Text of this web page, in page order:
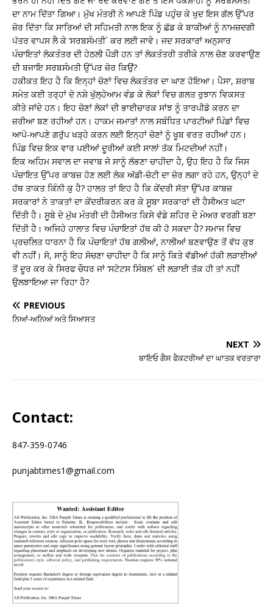
ਦਾ ਨਾਮ ਦਿੱਤਾ ਗਿਆ। ਮੁੱਖ ਮੰਤਰੀ ਨੇ ਆਪਣੇ ਪਿੰਡ ਪਹੁੰਚ ਕੇ ਖੁਦ ਇਸ ਗੱਲ ਉੱਪਰ
ਜ਼ੋਰ ਦਿੱਤਾ ਕਿ ਸਾਰਿਆਂ ਦੀ ਸਹਿਮਤੀ ਨਾਲ ਇਕ ਨੂੰ ਛੱਡ ਕੇ ਬਾਕੀਆਂ ਨੂੰ ਨਾਮਜ਼ਦਗੀ
ਪੱਤਰ ਵਾਪਸ ਲੈ ਕੇ ‘ਸਰਬਸੰਮਤੀ` ਕਰ ਲਈ ਜਾਵੇ। ਜਦ ਸਰਕਾਰਾਂ ਅਨੁਸਾਰ
ਪੰਚਾਇਤਾਂ ਲੋਕਤੰਤਰ ਦੀ ਹੇਠਲੀ ਪੌੜੀ ਹਨ ਤਾਂ ਲੋਕਤੰਤਰੀ ਤਰੀਕੇ ਨਾਲ ਚੋਣ ਕਰਵਾਉਣ
ਦੀ ਬਜਾਇ ਸਰਬਸੰਮਤੀ ਉੱਪਰ ਜ਼ੋਰ ਕਿਉਂ?
ਹਕੀਕਤ ਇਹ ਹੈ ਕਿ ਇਨ੍ਹਾਂ ਚੋਣਾਂ ਵਿਚ ਲੋਕਤੰਤਰ ਦਾ ਘਾਣ ਹੋਇਆ। ਪੈਸਾ, ਸ਼ਰਾਬ
ਸਮੇਤ ਕਈ ਤਰ੍ਹਾਂ ਦੇ ਨਸ਼ੇ ਖੁੱਲ੍ਹੇਆਮ ਵੰਡ ਕੇ ਲੋਕਾਂ ਵਿਚ ਗਲਤ ਰੁਝਾਨ ਵਿਕਸਤ
ਕੀਤੇ ਜਾਂਦੇ ਹਨ। ਇਹ ਚੋਣਾਂ ਲੋਕਾਂ ਦੀ ਭਾਈਚਾਰਕ ਸਾਂਝ ਨੂੰ ਤਾਰਪੀਡੋ ਕਰਨ ਦਾ
ਜ਼ਰੀਆ ਬਣ ਰਹੀਆਂ ਹਨ। ਹਾਕਮ ਜਮਾਤਾਂ ਨਾਲ ਸਬੰਧਿਤ ਪਾਰਟੀਆਂ ਪਿੰਡਾਂ ਵਿਚ
ਆਪੋ-ਆਪਣੇ ਗਰੁੱਪ ਖੜ੍ਹੇ ਕਰਨ ਲਈ ਇਨ੍ਹਾਂ ਚੋਣਾਂ ਨੂੰ ਖੂਬ ਵਰਤ ਰਹੀਆਂ ਹਨ।
ਪਿੰਡ ਵਿਚ ਇਕ ਵਾਰ ਪਈਆਂ ਦੂਰੀਆਂ ਕਈ ਸਾਲਾਂ ਤੱਕ ਮਿਟਦੀਆਂ ਨਹੀਂ।
ਇਕ ਅਹਿਮ ਸਵਾਲ ਦਾ ਜਵਾਬ ਜੋ ਸਾਨੂੰ ਲੱਭਣਾ ਚਾਹੀਦਾ ਹੈ, ਉਹ ਇਹ ਹੈ ਕਿ ਜਿਸ
ਪੰਚਾਇਤ ਉੱਪਰ ਕਾਬਜ਼ ਹੋਣ ਲਈ ਲੋਕ ਅੱਡੀ-ਚੋਟੀ ਦਾ ਜ਼ੋਰ ਲਗਾ ਰਹੇ ਹਨ, ਉਨ੍ਹਾਂ ਦੇ
ਹੱਥ ਤਾਕਤ ਕਿੰਨੀ ਕੁ ਹੈ? ਹਾਲਤ ਤਾਂ ਇਹ ਹੈ ਕਿ ਕੇਂਦਰੀ ਸੱਤਾ ਉੱਪਰ ਕਾਬਜ਼
ਸਰਕਾਰਾਂ ਨੇ ਤਾਕਤਾਂ ਦਾ ਕੇਂਦਰੀਕਰਨ ਕਰ ਕੇ ਸੂਬਾ ਸਰਕਾਰਾਂ ਦੀ ਹੈਸੀਅਤ ਘਟਾ
ਦਿੱਤੀ ਹੈ। ਸੂਬੇ ਦੇ ਮੁੱਖ ਮੰਤਰੀ ਦੀ ਹੈਸੀਅਤ ਕਿਸੇ ਵੱਡੇ ਸ਼ਹਿਰ ਦੇ ਮੇਅਰ ਵਰਗੀ ਬਣਾ
ਦਿੱਤੀ ਹੈ। ਅਜਿਹੇ ਹਾਲਾਤ ਵਿਚ ਪੰਚਾਇਤਾਂ ਹੱਥ ਕੀ ਹੋ ਸਕਦਾ ਹੈ? ਸਮਾਜ ਵਿਚ
ਪ੍ਰਚਲਿਤ ਧਾਰਨਾ ਹੈ ਕਿ ਪੰਚਾਇਤਾਂ ਹੱਥ ਗਲੀਆਂ, ਨਾਲੀਆਂ ਬਣਵਾਉਣ ਤੋਂ ਵੱਧ ਕੁਝ
ਵੀ ਨਹੀਂ। ਸੋ, ਸਾਨੂੰ ਇਹ ਸੋਚਣਾ ਚਾਹੀਦਾ ਹੈ ਕਿ ਸਾਨੂੰ ਕਿਤੇ ਵੱਡੀਆਂ ਹੱਕੀ ਲੜਾਈਆਂ
ਤੋਂ ਦੂਰ ਕਰ ਕੇ ਸਿਰਫ ਚੌਧਰ ਜਾਂ ‘ਸਟੇਟਸ ਸਿੰਬਲ` ਦੀ ਲੜਾਈ ਤੱਕ ਹੀ ਤਾਂ ਨਹੀਂ
ਉਲਝਾਇਆ ਜਾ ਰਿਹਾ ਹੈ?
PREVIOUS
ਨਿਆਂ-ਅਨਿਆਂ ਅਤੇ ਸਿਆਸਤ
NEXT
ਬਾਇਓ ਗੈਸ ਫੈਕਟਰੀਆਂ ਦਾ ਘਾਤਕ ਵਰਤਾਰਾ
Contact:
847-359-0746
punjabtimes1@gmail.com